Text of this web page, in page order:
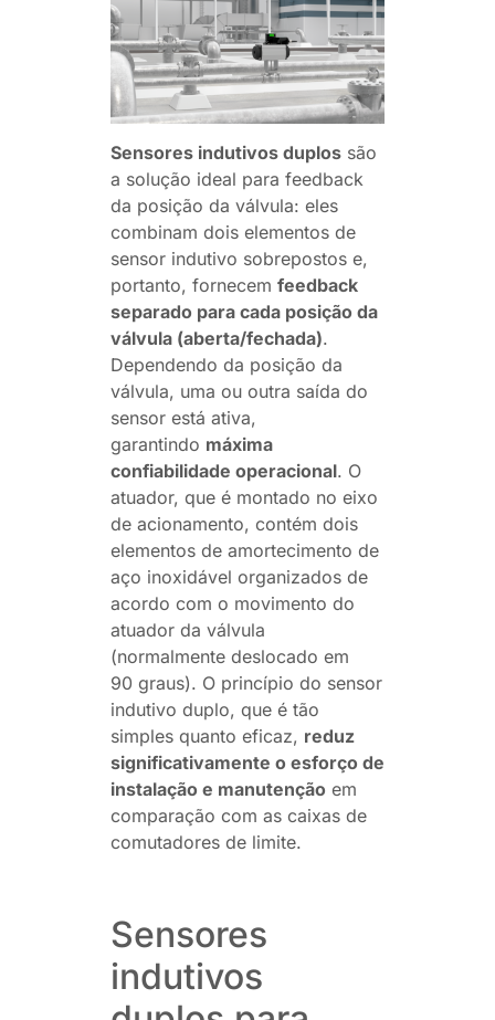
Sensores indutivos duplos são
a solução ideal para feedback
da posição da válvula: eles
combinam dois elementos de
sensor indutivo sobrepostos e,
portanto, fornecem feedback
separado para cada posição da
válvula (aberta/fechada).
Dependendo da posição da
válvula, uma ou outra saída do
sensor está ativa,
garantindo máxima
confiabilidade operacional. O
atuador, que é montado no eixo
de acionamento, contém dois
elementos de amortecimento de
aço inoxidável organizados de
acordo com o movimento do
atuador da válvula
(normalmente deslocado em
90 graus). O princípio do sensor
indutivo duplo, que é tão
simples quanto eficaz, reduz
significativamente o esforço de
instalação e manutenção em
comparação com as caixas de
comutadores de limite.
Sensores
indutivos